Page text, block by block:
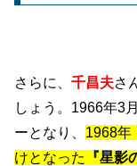
さらに、 千昌夫さ
しょう。1966年3
ーとなり、 1968年
けとなった
『星影